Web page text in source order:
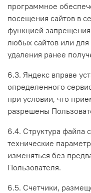
программное
посещения сайтов в
функцией
любых сайтов или
удаления ранее
6.3. Яндекс вправе
определенного
при условии, что
разрешены
6.4. Структура файла
технические
изменяться без
Пользователя.
6.5. Счетчики,